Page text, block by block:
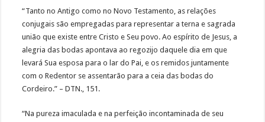
“Tanto no Antigo como no Novo Testamento, as relações
conjugais são empregadas para representar a terna e sagrada
união que existe entre Cristo e Seu povo. Ao espírito de Jesus, a
alegria das bodas apontava ao regozijo daquele dia em que
levará Sua esposa para o lar do Pai, e os remidos juntamente
com o Redentor se assentarão para a ceia das bodas do
Cordeiro.” – DTN., 151.
“Na pureza imaculada e na perfeição incontaminada de seu